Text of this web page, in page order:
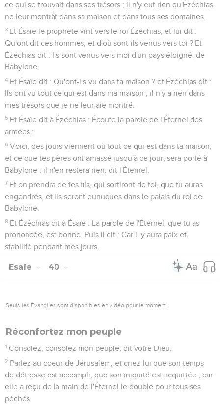
ce qui se trouvait dans ses trésors ; il n'y eut rien qu'Ézéchias
ne leur montrât dans sa maison et dans tous ses domaines.
3 Et Ésaïe le prophète vint vers le roi Ézéchias, et lui dit :
Qu'ont dit ces hommes, et d'où sont-ils venus vers toi ? Et
Ézéchias dit : Ils sont venus vers moi d'un pays éloigné, de
Babylone.
4 Et Ésaïe dit : Qu'ont-ils vu dans ta maison ? et Ézéchias dit :
Ils ont vu tout ce qui est dans ma maison ; il n'y a rien dans
mes trésors que je ne leur aie montré.
5 Et Ésaïe dit à Ézéchias : Écoute la parole de l'Éternel des
armées :
6 Voici, des jours viennent où tout ce qui est dans ta maison,
et ce que tes pères ont amassé jusqu'à ce jour, sera porté à
Babylone ; il n'en restera rien, dit l'Éternel.
7 Et on prendra de tes fils, qui sortiront de toi, que tu auras
engendrés, et ils seront eunuques dans le palais du roi de
Babylone.
8 Et Ézéchias dit à Ésaïe : La parole de l'Éternel, que tu as
prononcée, est bonne. Puis il dit : Car il y aura paix et
stabilité pendant mes jours.
Esaïe 40
Seuls les Évangiles sont disponibles en vidéo pour le moment.
Réconfortez mon peuple
1 Consolez, consolez mon peuple, dit votre Dieu.
2 Parlez au coeur de Jérusalem, et criez-lui que son temps
de détresse est accompli, que son iniquité est acquittée ; car
elle a reçu de la main de l'Éternel le double pour tous ses
péchés.